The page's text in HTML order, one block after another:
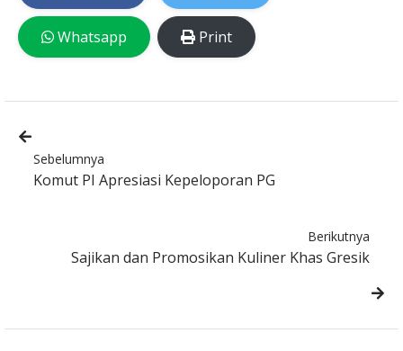
Whatsapp Print
Sebelumnya
Komut PI Apresiasi Kepeloporan PG
Berikutnya
Sajikan dan Promosikan Kuliner Khas Gresik